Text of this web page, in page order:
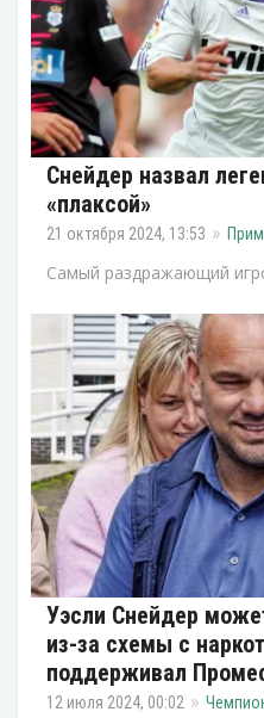
Снейдер назвал
«плаксой»
21 октября 2024, 13:53
Самый раздражающий
Уэсли Снейдер
из-за схемы с
поддерживал
12 июля 2024, 00:02